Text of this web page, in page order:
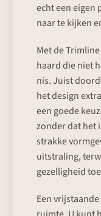
echt een eigen
naar te kijken
Met de
haard die niet
nis. Juist
het design
een goede
zonder dat het
strakke
uitstraling,
gezelligheid
Een